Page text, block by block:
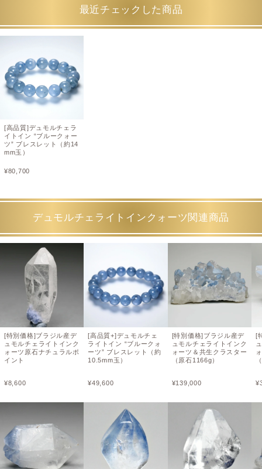
最近チェックした商品
[高品質]デュモルチェラ
イトイン “ブルークォー
ツ” ブレスレット（約14
mm玉）
¥80,700
デュモルチェライトインクォーツ関連商品
[特別価格]ブラジル産デ
ュモルチェライトインク
ォーツ原石ナチュラルポ
イント
¥8,600
[高品質+]デュモルチェ
ライトイン “ブルークォ
ーツ” ブレスレット（約
10.5mm玉）
¥49,600
[特別価格]ブラジル産デ
ュモルチェライトインク
ォーツ＆共生クラスター
（原石1166g）
¥139,000
[
¥